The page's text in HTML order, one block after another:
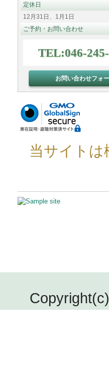
定休日
12月31日、1月1日
ご予約・お問い合わせ
TEL:046-
お問い合わせフォ
当サイトは